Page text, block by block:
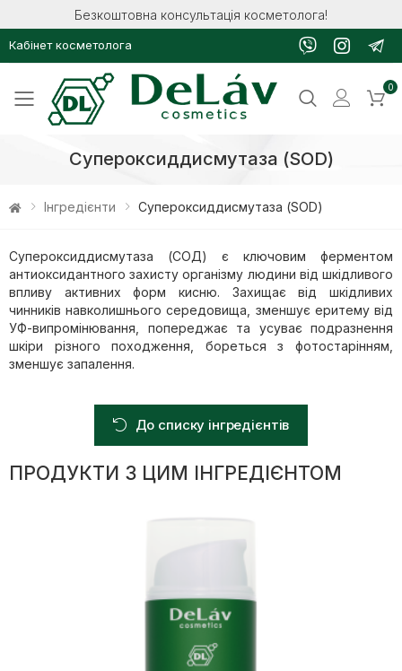
Безкоштовна консультація косметолога!
Кабінет косметолога
Toggle mobile menu
0
Супероксиддисмутаза (SOD)
Інгредієнти Супероксиддисмутаза (SOD)
Супероксиддисмутаза (СОД) є ключовим ферментом
антиоксидантного захисту організму людини від шкідливого
впливу активних форм кисню. Захищає від шкідливих
чинників навколишнього середовища, зменшує еритему від
УФ-випромінювання, попереджає та усуває подразнення
шкіри різного походження, бореться з фотостарінням,
зменшує запалення.
До списку інгредієнтів
ПРОДУКТИ З ЦИМ ІНГРЕДІЄНТОМ